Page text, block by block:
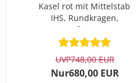
Kasel rot mit Mittelstab
IHS, Rundkragen,
gefüttert
UVP748,00 EUR
Nur680,00 EUR